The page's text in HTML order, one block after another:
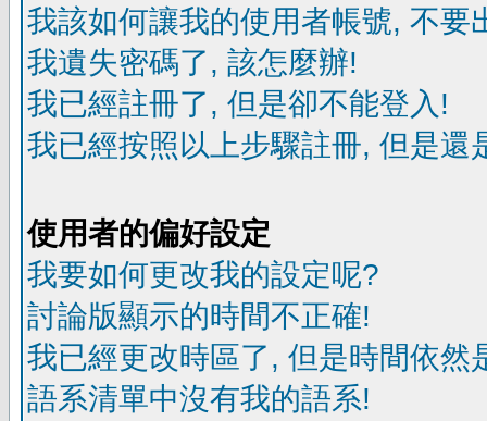
我該如何讓我的使用者帳號, 不要
我遺失密碼了, 該怎麼辦!
我已經註冊了, 但是卻不能登入!
我已經按照以上步驟註冊, 但是還
使用者的偏好設定
我要如何更改我的設定呢?
討論版顯示的時間不正確!
我已經更改時區了, 但是時間依然
語系清單中沒有我的語系!